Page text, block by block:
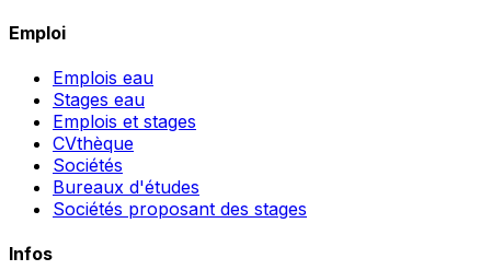
Emploi
Emplois eau
Stages eau
Emplois et stages
CVthèque
Sociétés
Bureaux d'études
Sociétés proposant des stages
Infos